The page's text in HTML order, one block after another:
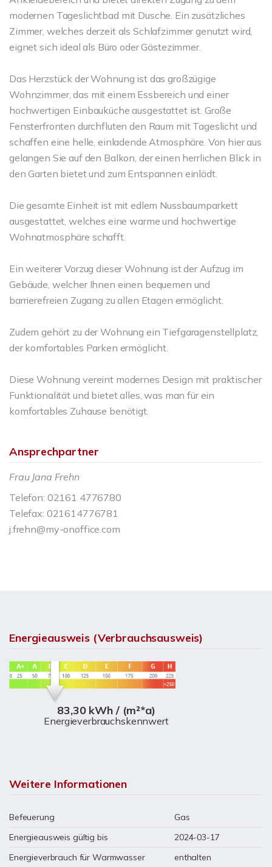
modernen Tageslichtbad mit Dusche. Ein zusätzliches
Zimmer, welches derzeit als Schlafzimmer genutzt wird,
eignet sich ideal als Büro oder Gästezimmer.
Das Herzstück der Wohnung ist das großzügige
Wohnzimmer, das mit einem Essbereich und einer
hochwertigen Einbauküche ausgestattet ist. Große
Fensterfronten durchfluten den Raum mit Tageslicht und
schaffen eine helle, einladende Atmosphäre. Von hier aus
gelangen Sie auf den Balkon, der einen herrlichen Blick in
den Garten bietet und zum Entspannen einlädt.
Die gesamte Einheit ist mit edlem Nussbaumparkett
ausgestattet, welches eine warme und hochwertige
Wohnatmosphäre schafft.
Ein weiterer Vorzug dieser Wohnung ist der Aufzug im
Gebäude, welcher Ihnen einen bequemen und
barrierefreien Zugang zu allen Etagen ermöglicht.
Zudem gehört zu der Wohnung ein Tiefgaragenstellplatz,
der komfortables Parken ermöglicht.
Diese Wohnung vereint modernes Design mit praktischer
Funktionalität und bietet alles, was man für ein
komfortables Zuhause benötigt.
Ansprechpartner
Frau Jana Frehn
Telefon: 02161 4776780
Telefax: 021614776781
j.frehn@my-onoffice.com
Energieausweis (Verbrauchsausweis)
83,30 kWh / (m²*a)
Energieverbrauchskennwert
Weitere Informationen
Befeuerung
Gas
Energieausweis gültig bis
2024-03-17
Energieverbrauch für Warmwasser
enthalten